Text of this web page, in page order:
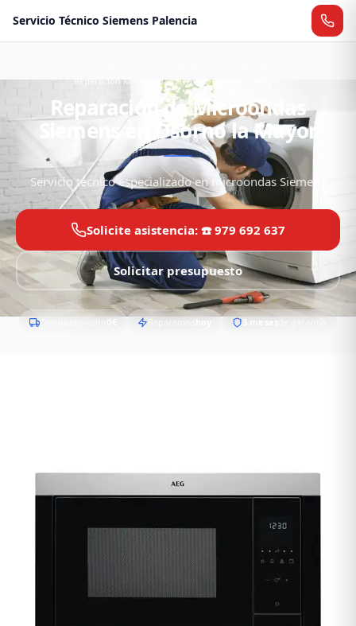
Servicio Técnico Siemens Palencia
Reparación Microondas Siemens Osorno la Mayor
Reparación de Microondas
Siemens en Osorno la Mayor
Servicio técnico especializado en microondas Siemens
Solicite asistencia: ☎️ 979 692 637
Solicitar presupuesto
Desplazamiento 0€ Reparamos hoy 3 mesesde garantía